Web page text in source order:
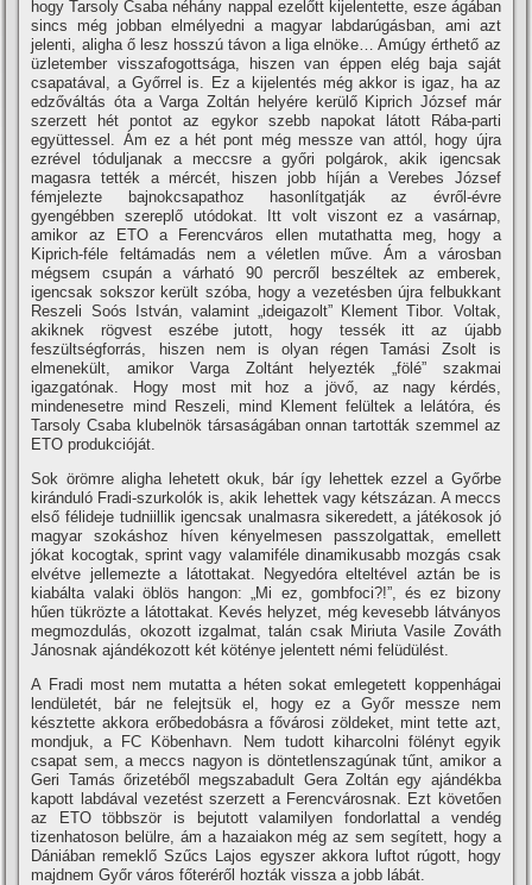
hogy Tarsoly Csaba néhány nappal ezelőtt kijelentette, esze ágában
sincs még jobban elmélyedni a magyar labdarúgásban, ami azt
jelenti, aligha ő lesz hosszú távon a liga elnöke… Amúgy érthető az
üzletember visszafogottsága, hiszen van éppen elég baja saját
csapatával, a Győrrel is. Ez a kijelentés még akkor is igaz, ha az
edzőváltás óta a Varga Zoltán helyére kerülő Kiprich József már
szerzett hét pontot az egykor szebb napokat látott Rába-parti
együttessel. Ám ez a hét pont még messze van attól, hogy újra
ezrével tóduljanak a meccsre a győri polgárok, akik igencsak
magasra tették a mércét, hiszen jobb hí­ján a Verebes József
fémjelezte bajnokcsapathoz hasonlí­tgatják az évről-évre
gyengébben szereplő utódokat. Itt volt viszont ez a vasárnap,
amikor az ETO a Ferencváros ellen mutathatta meg, hogy a
Kiprich-féle feltámadás nem a véletlen műve. Ám a városban
mégsem csupán a várható 90 percről beszéltek az emberek,
igencsak sokszor került szóba, hogy a vezetésben újra felbukkant
Reszeli Soós István, valamint „ideigazolt” Klement Tibor. Voltak,
akiknek rögvest eszébe jutott, hogy tessék itt az újabb
feszültségforrás, hiszen nem is olyan régen Tamási Zsolt is
elmenekült, amikor Varga Zoltánt helyezték „fölé” szakmai
igazgatónak. Hogy most mit hoz a jövő, az nagy kérdés,
mindenesetre mind Reszeli, mind Klement felültek a lelátóra, és
Tarsoly Csaba klubelnök társaságában onnan tartották szemmel az
ETO produkcióját.
Sok örömre aligha lehetett okuk, bár í­gy lehettek ezzel a Győrbe
kiránduló Fradi-szurkolók is, akik lehettek vagy kétszázan. A meccs
első félideje tudniillik igencsak unalmasra sikeredett, a játékosok jó
magyar szokáshoz hí­ven kényelmesen passzolgattak, emellett
jókat kocogtak, sprint vagy valamiféle dinamikusabb mozgás csak
elvétve jellemezte a látottakat. Negyedóra elteltével aztán be is
kiabálta valaki öblös hangon: „Mi ez, gombfoci?!”, és ez bizony
hűen tükrözte a látottakat. Kevés helyzet, még kevesebb látványos
megmozdulás, okozott izgalmat, talán csak Miriuta Vasile Zováth
Jánosnak ajándékozott két köténye jelentett némi felüdülést.
A Fradi most nem mutatta a héten sokat emlegetett koppenhágai
lendületét, bár ne felejtsük el, hogy ez a Győr messze nem
késztette akkora erőbedobásra a fővárosi zöldeket, mint tette azt,
mondjuk, a FC Köbenhavn. Nem tudott kiharcolni fölényt egyik
csapat sem, a meccs nagyon is döntetlenszagúnak tűnt, amikor a
Geri Tamás őrizetéből megszabadult Gera Zoltán egy ajándékba
kapott labdával vezetést szerzett a Ferencvárosnak. Ezt követően
az ETO többször is bejutott valamilyen fondorlattal a vendég
tizenhatoson belülre, ám a hazaiakon még az sem segí­tett, hogy a
Dániában remeklő Szűcs Lajos egyszer akkora luftot rúgott, hogy
majdnem Győr város főteréről hozták vissza a jobb lábát.